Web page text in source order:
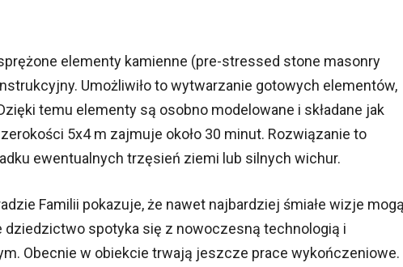
elementy kamienne (pre-stressed stone masonry
Umożliwiło to wytwarzanie gotowych elementów,
temu elementy są osobno modelowane i składane jak
5x4 m zajmuje około 30 minut. Rozwiązanie to
ewentualnych trzęsień ziemi lub silnych wichur.
Familii pokazuje, że nawet najbardziej śmiałe wizje
spotyka się z nowoczesną technologią i
Obecnie w obiekcie trwają jeszcze prace wykończeniowe.